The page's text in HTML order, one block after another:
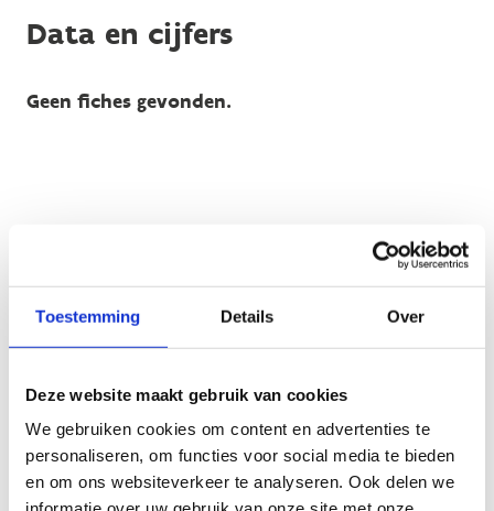
Toestemming Details Over
Deze website maakt gebruik van cookies
We gebruiken cookies om content en advertenties te
personaliseren, om functies voor social media te bieden
en om ons websiteverkeer te analyseren. Ook delen we
Data en cijfers
Geen fiches gevonden.
Publicaties